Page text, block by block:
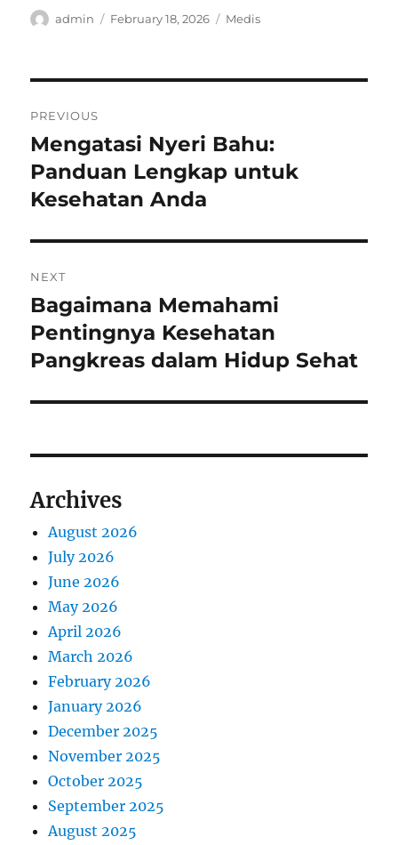
Author
admin
Posted
February 18, 2026 Categories
Medis
navigation
PREVIOUS
Previous
post:
Mengatasi Nyeri Bahu:
Panduan Lengkap untuk
Kesehatan Anda
NEXT
Next
post:
Bagaimana Memahami
Pentingnya Kesehatan
Pangkreas dalam Hidup Sehat
Archives
August 2026
July 2026
June 2026
May 2026
April 2026
March 2026
February 2026
January 2026
December 2025
November 2025
October 2025
September 2025
August 2025